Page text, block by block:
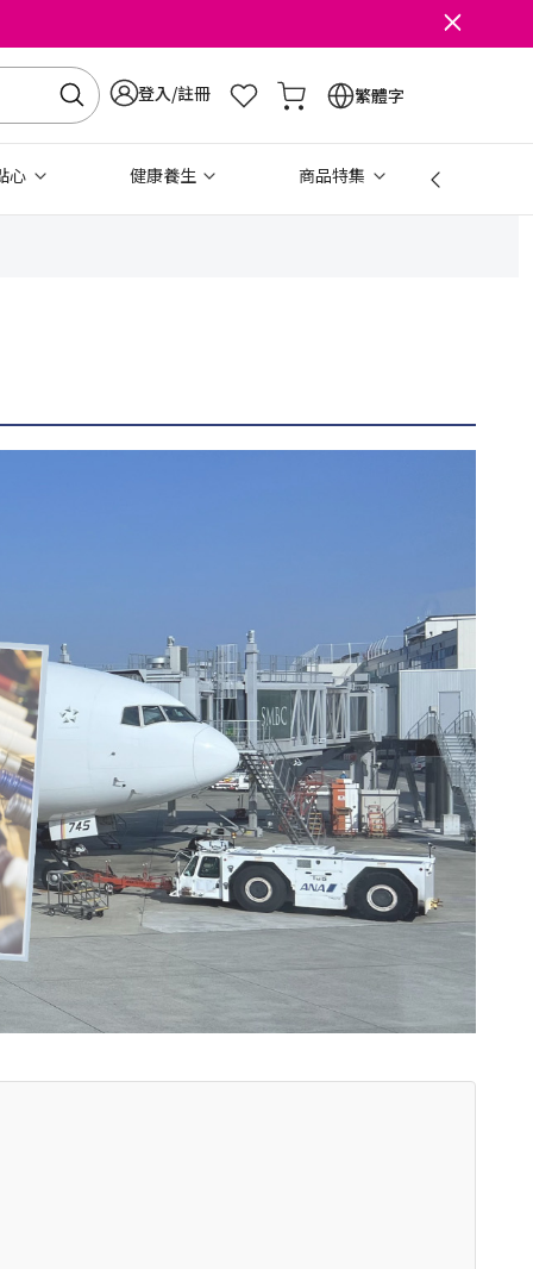
登入/註冊 繁體字
心 健康養生 商品特集